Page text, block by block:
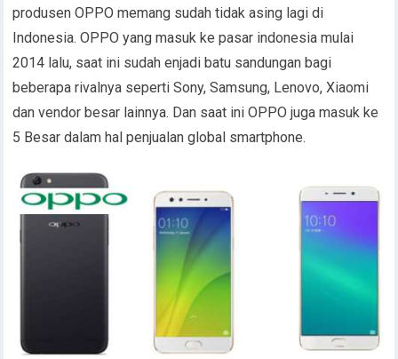
produsen OPPO memang sudah tidak asing lagi di
Indonesia. OPPO yang masuk ke pasar indonesia mulai
2014 lalu, saat ini sudah enjadi batu sandungan bagi
beberapa rivalnya seperti Sony, Samsung, Lenovo, Xiaomi
dan vendor besar lainnya. Dan saat ini OPPO juga masuk ke
5 Besar dalam hal penjualan global smartphone.